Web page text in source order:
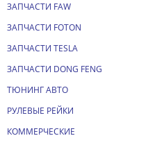
ЗАПЧАСТИ FAW
ЗАПЧАСТИ FOTON
ЗАПЧАСТИ TESLA
ЗАПЧАСТИ DONG FENG
ТЮНИНГ АВТО
РУЛЕВЫЕ РЕЙКИ
КОММЕРЧЕСКИЕ